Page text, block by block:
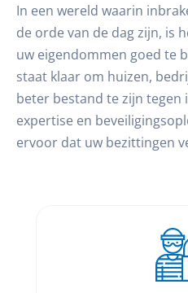
In een wereld waarin
de orde van de dag zijn, is
uw eigendommen goed te
staat klaar om huizen,
beter bestand te zijn tegen
expertise en
ervoor dat uw bezittingen